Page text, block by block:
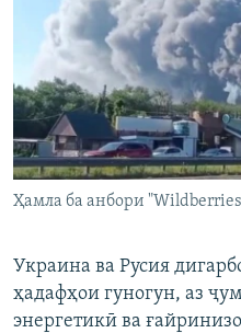
Ҳамла ба анбори
Украина ва Русия
ҳадафҳои гуногун, аз
энергетикӣ ва